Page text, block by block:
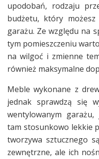
upodobań, rodzaju
budżetu, który możesz
garażu. Ze względu na
tym pomieszczeniu
na wilgoć i zmienne
również maksymalne
Meble wykonane z
jednak sprawdzą się
wentylowanym garażu,
tam stosunkowo lekkie
tworzywa sztucznego
zewnętrzne, ale ich